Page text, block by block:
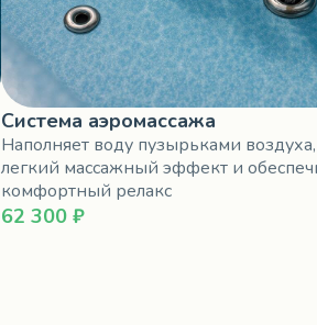
Система аэромассажа
Наполняет воду пузырьками воздуха,
легкий массажный эффект и
комфортный релакс
62 300 ₽